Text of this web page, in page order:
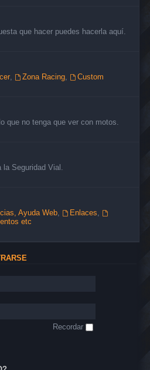
que hacer puedes hacerla aquí.
, Zona Racing,
Custom
que no tenga que ver con motos.
la Seguridad Vial.
Ayuda Web, Enlaces,
etc
Recordar